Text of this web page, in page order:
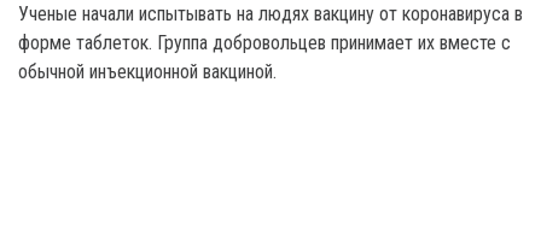
Ученые начали испытывать на людях вакцину от коронавируса в
форме таблеток. Группа добровольцев принимает их вместе с
обычной инъекционной вакциной.